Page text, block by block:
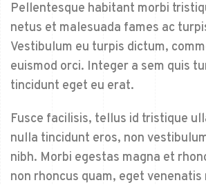
Pellentesque habitant morbi
netus et malesuada fames ac
Vestibulum eu turpis dictum,
euismod orci. Integer a sem quis
tincidunt eget eu erat.
Fusce facilisis, tellus id tristique
nulla tincidunt eros, non
nibh. Morbi egestas magna et
non rhoncus quam, eget venenatis